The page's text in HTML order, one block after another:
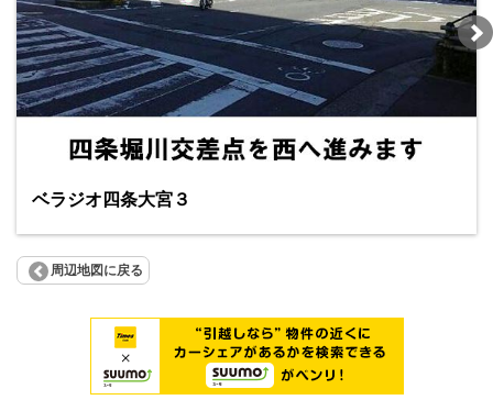
ベラジオ四条大宮３
周辺地図に戻る